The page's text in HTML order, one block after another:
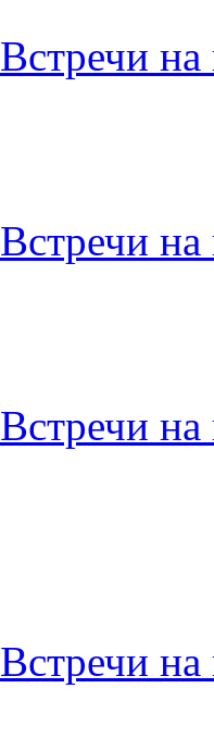
Встречи на
Встречи на
Встречи на
Встречи на